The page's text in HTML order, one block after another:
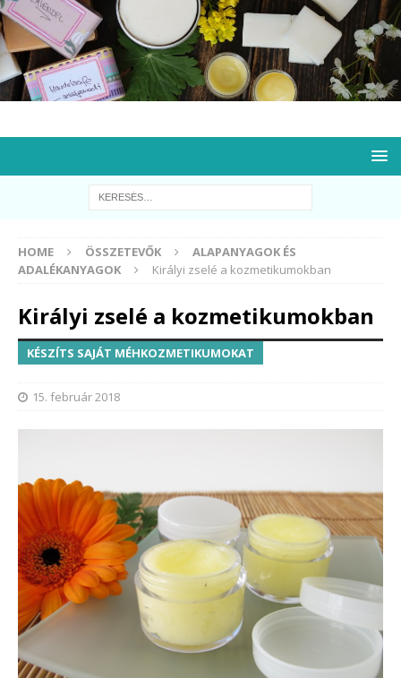
HOME ÖSSZETEVŐK
ALAPANYAGOK ÉS
ADALÉKANYAGOK
Királyi zselé a kozmetikumokban
Királyi zselé a kozmetikumokban
KÉSZÍTS SAJÁT MÉHKOZMETIKUMOKAT
15. február 2018